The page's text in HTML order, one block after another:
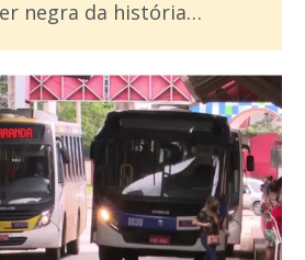
negra da história…